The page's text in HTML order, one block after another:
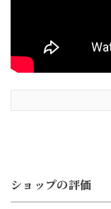
ショップの評価